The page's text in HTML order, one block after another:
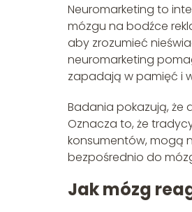
Neuromarketing to
mózgu na bodźce
aby zrozumieć
neuromarketing
zapadają w pamięć i
Badania pokazują, że
Oznacza to, że
konsumentów, mogą
bezpośrednio do
Jak mózg